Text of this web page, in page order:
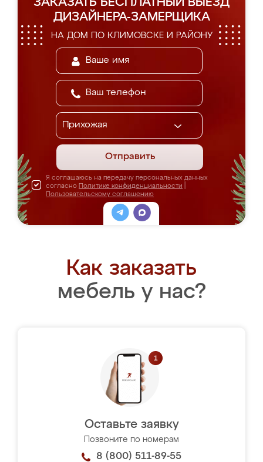
ЗАКАЗАТЬ БЕСПЛАТНЫЙ ВЫЕЗД
ДИЗАЙНЕРА-ЗАМЕРЩИКА
НА ДОМ ПО КЛИМОВСКЕ И РАЙОНУ
Отправить
Я соглашаюсь на передачу персональных данных
согласно Политике конфиденциальности
Пользовательскому соглашению
Как заказать
мебель у нас?
Оставьте заявку
Позвоните по номерам
8 (800) 511-89-55